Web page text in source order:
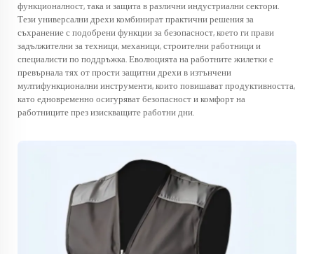
функционалност, така и защита в различни индустриални сектори.
Тези универсални дрехи комбинират практични решения за
съхранение с подобрени функции за безопасност, което ги прави
задължителни за техници, механици, строителни работници и
специалисти по поддръжка. Еволюцията на работните жилетки е
превърнала тях от прости защитни дрехи в изтънчени
мултифункционални инструменти, които повишават продуктивността,
като едновременно осигуряват безопасност и комфорт на
работниците през изискващите работни дни.